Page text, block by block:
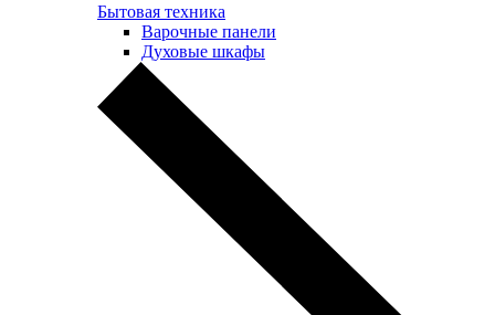
Бытовая техника
Варочные панели
Духовые шкафы